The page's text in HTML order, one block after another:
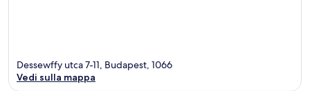
Dessewffy utca 7-11, Budapest, 1066
Vedi sulla mappa